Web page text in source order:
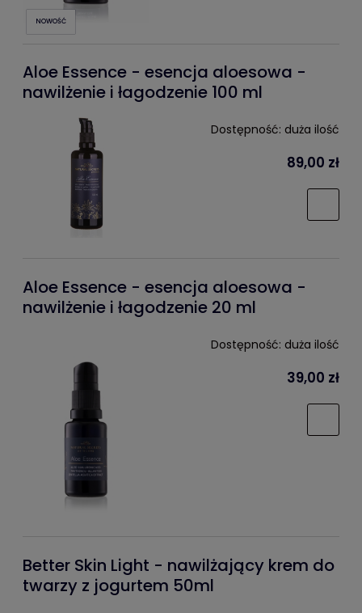
NOWOŚĆ
Aloe Essence - esencja aloesowa -
nawilżenie i łagodzenie 100 ml
Dostępność: duża ilość
89,00 zł
Aloe Essence - esencja aloesowa -
nawilżenie i łagodzenie 20 ml
Dostępność: duża ilość
39,00 zł
Better Skin Light - nawilżający krem do
twarzy z jogurtem 50ml